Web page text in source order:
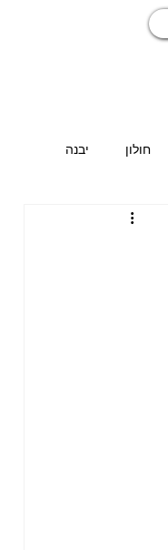
חולון יבנה
משרות באזור הדרום